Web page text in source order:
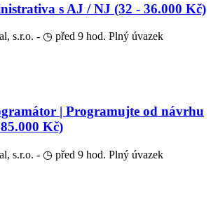
s AJ / NJ (32 - 36.000 Kč)
s.r.o. - ◷ před 9 hod. Plný úvazek
| Programujte od návrhu
Kč)
s.r.o. - ◷ před 9 hod. Plný úvazek